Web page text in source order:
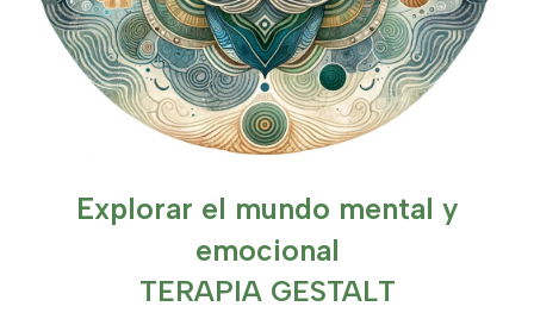
TERAPIA GESTALT
Explorar el mundo mental y
emocional